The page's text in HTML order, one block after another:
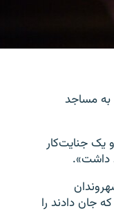
به مساجد
او یک جنایت‌کار
داشت».
جان دادند را